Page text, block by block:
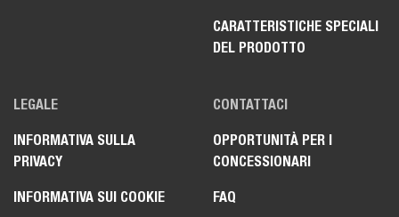
CARATTERISTICHE SPECIALI
DEL PRODOTTO
LEGALE
INFORMATIVA SULLA
PRIVACY
INFORMATIVA SUI COOKIE
CONTATTACI
OPPORTUNITÀ PER I
CONCESSIONARI
FAQ